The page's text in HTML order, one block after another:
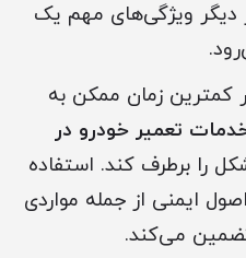
دیگر ویژگی‌های مهم یک
کمترین زمان ممکن به
تعمیر خودرو در
را برطرف کند. استفاده
ایمنی از جمله مواردی
می‌کند.